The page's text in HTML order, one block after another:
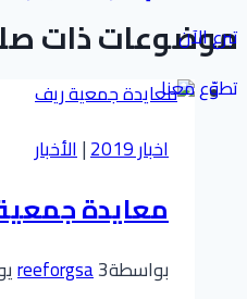
تبرع الآن
تطوّع معنا
موضوعات ذات
اخبار 2019 |الأخبار
معايدة
بواسطة reeforgsa3 يونيو، 2019